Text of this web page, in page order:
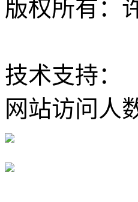
版权所有：
技术支持：
网站访问人